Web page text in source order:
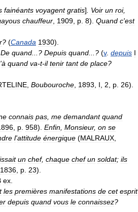
fainéants voyagent gratis]. Voir un roi,
chauffeur, 1909, p. 8). Quand c'est
? (Canada 1930).
De quand...? Depuis quand...? (v. depuis I
'à quand va-t-il tenir tant de place?
, Boubouroche, 1893, I, 2, p. 26).
connais pas, me demandant quand
, p. 958). Enfin, Monsieur, on se
l'attitude énergique (MALRAUX,
un chef, chaque chef un soldat; ils
1836, p. 23).
ex.
les premières manifestations de cet esprit
depuis quand vous le connaissez?